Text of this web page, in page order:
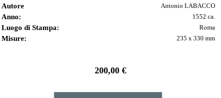
Autore Antonio LABACCO
Anno: 1552 ca.
Luogo di Stampa: Roma
Misure: 235 x 330 mm
200,00 €